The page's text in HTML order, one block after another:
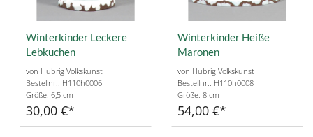
Winterkinder Leckere
Lebkuchen
von Hubrig Volkskunst
Bestellnr.: H110h0006
Größe: 6,5 cm
30,00 €
Winterkinder Heiße
Maronen
von Hubrig Volkskunst
Bestellnr.: H110h0008
Größe: 8 cm
54,00 €